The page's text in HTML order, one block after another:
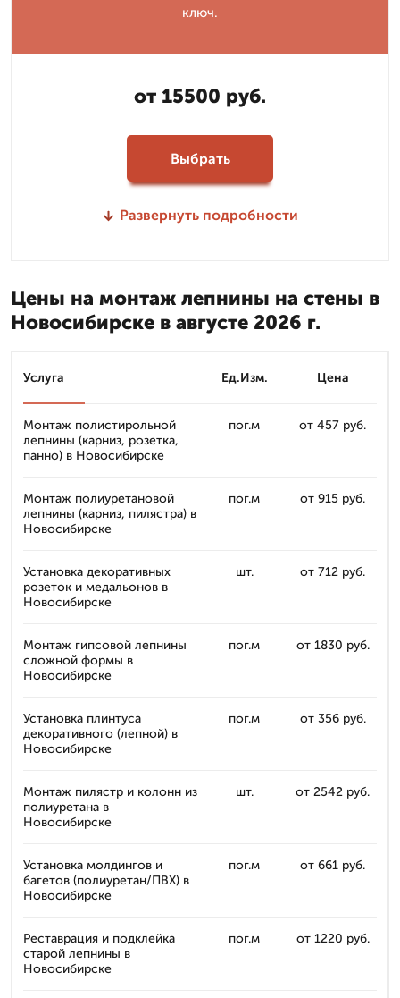
ключ.
от 15500 руб.
Выбрать
Развернуть подробности
Цены на монтаж лепнины на стены в
Новосибирске в августе 2026 г.
Услуга Ед.Изм. Цена
Монтаж полистирольной
лепнины (карниз, розетка,
панно) в Новосибирске
пог.м от 457 руб.
Монтаж полиуретановой
лепнины (карниз, пилястра) в
Новосибирске
пог.м от 915 руб.
Установка декоративных
розеток и медальонов в
Новосибирске
шт. от 712 руб.
Монтаж гипсовой лепнины
сложной формы в
Новосибирске
пог.м от 1830 руб.
Установка плинтуса
декоративного (лепной) в
Новосибирске
пог.м от 356 руб.
Монтаж пилястр и колонн из
полиуретана в
Новосибирске
шт. от 2542 руб.
Установка молдингов и
багетов (полиуретан/ПВХ) в
Новосибирске
пог.м от 661 руб.
Реставрация и подклейка
старой лепнины в
Новосибирске
пог.м от 1220 руб.